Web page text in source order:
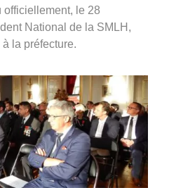
officiellement, le 28
National de la SMLH,
à la préfecture.